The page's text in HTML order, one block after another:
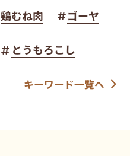
鶏むね肉 ゴーヤ
とうもろこし
キーワード一覧へ